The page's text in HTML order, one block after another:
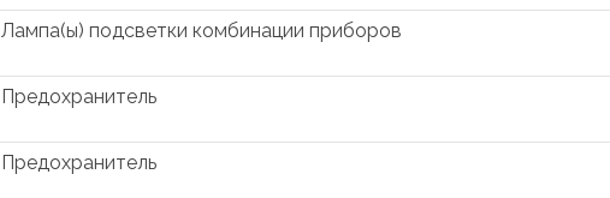
Лампа(ы) подсветки комбинации приборов
Предохранитель
Предохранитель